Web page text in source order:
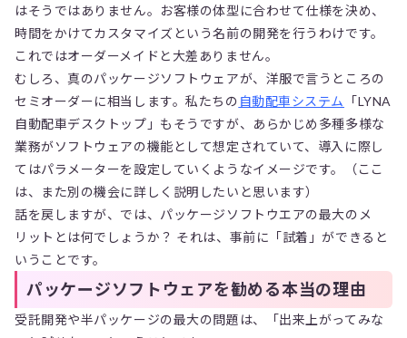
はそうではありません。お客様の体型に合わせて仕様を決め、
時間をかけてカスタマイズという名前の開発を行うわけです。
これではオーダーメイドと大差ありません。
むしろ、真のパッケージソフトウェアが、洋服で言うところの
セミオーダーに相当します。私たちの 自動配車システム
「LYNA
自動配車デスクトップ」もそうですが、あらかじめ多種多様な
業務がソフトウェアの機能として想定されていて、導入に際し
てはパラメーターを設定していくようなイメージです。（ここ
は、また別の機会に詳しく説明したいと思います）
話を戻しますが、では、パッケージソフトウエアの最大のメ
リットとは何でしょうか？ それは、事前に「試着」ができると
いうことです。
パッケージソフトウェアを勧める本当の理由
受託開発や半パッケージの最大の問題は、「出来上がってみな